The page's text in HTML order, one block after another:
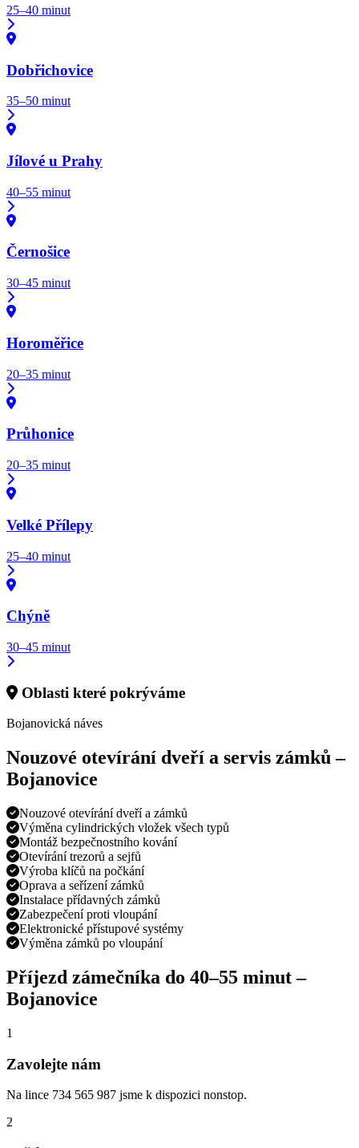
25–40 minut
Dobřichovice
35–50 minut
Jílové u Prahy
40–55 minut
Černošice
30–45 minut
Horoměřice
20–35 minut
Průhonice
20–35 minut
Velké Přílepy
25–40 minut
Chýně
30–45 minut
Oblasti které pokrýváme
Bojanovická náves
Nouzové otevírání dveří a servis zámků –
Bojanovice
Nouzové otevírání dveří a zámků
Výměna cylindrických vložek všech typů
Montáž bezpečnostního kování
Otevírání trezorů a sejfů
Výroba klíčů na počkání
Oprava a seřízení zámků
Instalace přídavných zámků
Zabezpečení proti vloupání
Elektronické přístupové systémy
Výměna zámků po vloupání
Příjezd zámečníka do 40–55 minut–
Bojanovice
1
Zavolejte nám
Na lince 734 565 987 jsme k dispozici nonstop.
2